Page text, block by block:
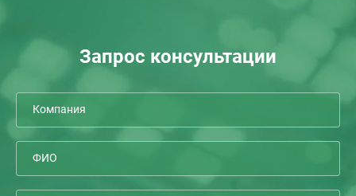
Запрос консультации